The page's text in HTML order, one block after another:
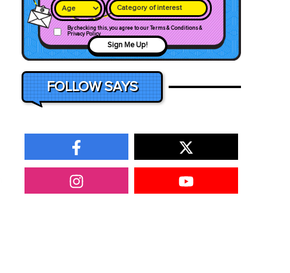
Category of interest
By checking this, you agree to our Terms & Conditions &
Privacy Policy
Sign Me Up!
FOLLOW SAYS